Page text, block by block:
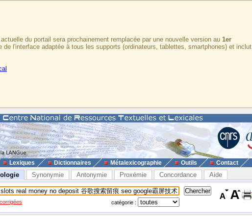
du portail sera prochainement remplacée par une nouvelle version au 1er
de l'interface adaptée à tous les supports (ordinateurs, tablettes, smartphones) et inclut
Lexiques Dictionnaires Métalexicographie Outils Contact
Synonymie Antonymie Proxémie Concordance Aide
catégorie :